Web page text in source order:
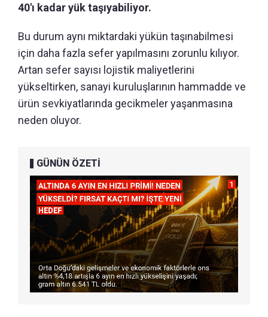
40'ı kadar yük taşıyabiliyor.
Bu durum aynı miktardaki yükün taşınabilmesi
için daha fazla sefer yapılmasını zorunlu kılıyor.
Artan sefer sayısı lojistik maliyetlerini
yükseltirken, sanayi kuruluşlarının hammadde ve
ürün sevkiyatlarında gecikmeler yaşanmasına
neden oluyor.
GÜNÜN ÖZETİ